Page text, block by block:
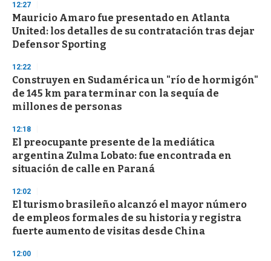
d
s
o
f
3
s
e
c
o
n
12:27
Mauricio Amaro fue presentado en Atlanta
United: los detalles de su contratación tras dejar
Defensor Sporting
12:22
Construyen en Sudamérica un "río de hormigón"
de 145 km para terminar con la sequía de
millones de personas
12:18
El preocupante presente de la mediática
argentina Zulma Lobato: fue encontrada en
situación de calle en Paraná
12:02
El turismo brasileño alcanzó el mayor número
de empleos formales de su historia y registra
fuerte aumento de visitas desde China
12:00